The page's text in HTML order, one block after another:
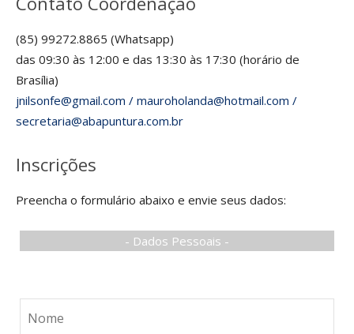
(85) 99272.8865 (Whatsapp)
das 09:30 às 12:00 e das 13:30 às 17:30 (horário de
Brasília)
jnilsonfe@gmail.com / mauroholanda@hotmail.com /
secretaria@abapuntura.com.br
Inscrições
Preencha o formulário abaixo e envie seus dados:
- Dados Pessoais -